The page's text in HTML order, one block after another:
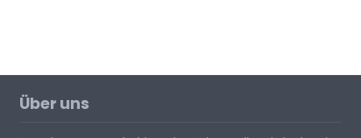
Über uns